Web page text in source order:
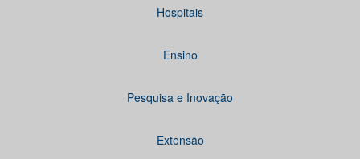
Hospitais
Ensino
Pesquisa e Inovação
Extensão